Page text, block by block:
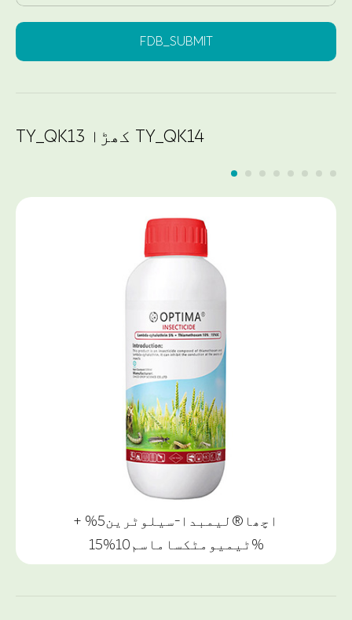
FDB_SUBMIT
TY_QK13 کھڑا TY_QK14
اچھا®لیمبدا-سیلوٹرین5% +
ٹیمیومٹکساماسم10%15%